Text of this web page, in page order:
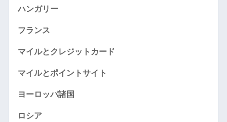
ハンガリー
フランス
マイルとクレジットカード
マイルとポイントサイト
ヨーロッパ諸国
ロシア